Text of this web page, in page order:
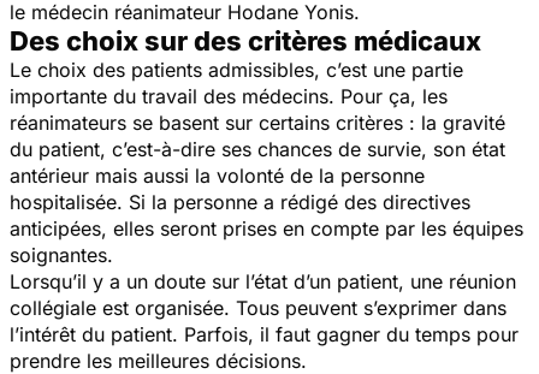
le médecin réanimateur Hodane Yonis.
Des choix sur des critères médicaux
Le choix des patients admissibles, c’est une partie
importante du travail des médecins. Pour ça, les
réanimateurs se basent sur certains critères : la gravité
du patient, c’est-à-dire ses chances de survie, son état
antérieur mais aussi la volonté de la personne
hospitalisée. Si la personne a rédigé des directives
anticipées, elles seront prises en compte par les équipes
soignantes.
Lorsqu’il y a un doute sur l’état d’un patient, une réunion
collégiale est organisée. Tous peuvent s’exprimer dans
l’intérêt du patient. Parfois, il faut gagner du temps pour
prendre les meilleures décisions.